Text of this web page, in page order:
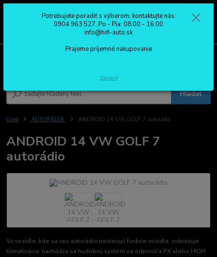
Hľadať
0904 963 527
Po - Pia: 08:00 - 16:00
Úvod AUTORÁDIA ANDROID 14 VW GOLF 7 autorádio
ANDROID 14 VW GOLF 7
autorádio
Vo vozidle, kde sa cez autorádio nastavujú funkcie vozidla, zobrazuje
klimatizácia, nachádza sa hudobný systém sa odporúča PX alebo HIGH
Potrebujete poradiť s výberom, kontaktujte nás:
0904 963 527, Po - Pia: 08:00 - 16:00
info@hifi-auto.sk
Prajeme príjemné nakupovanie
Zatvoriť